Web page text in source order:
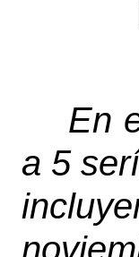
En
a 5